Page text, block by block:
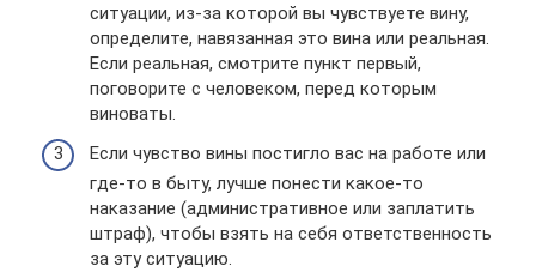
ситуации, из-за которой вы чувствуете вину,
определите, навязанная это вина или реальная.
Если реальная, смотрите пункт первый,
поговорите с человеком, перед которым
виноваты.
Если чувство вины постигло вас на работе или
где-то в быту, лучше понести какое-то
наказание (административное или заплатить
штраф), чтобы взять на себя ответственность
за эту ситуацию.